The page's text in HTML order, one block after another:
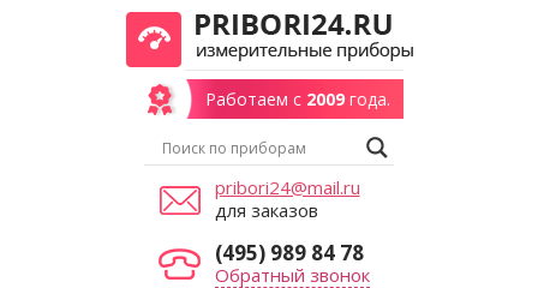
Работаем с 2009года.
pribori24@mail.ru
для заказов
(495) 989 84 78
Обратный звонок